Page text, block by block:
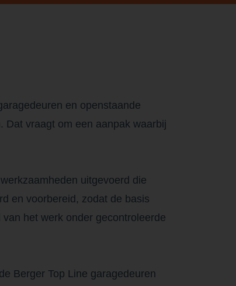
en openstaande
Dat vraagt om een aanpak waarbij
uitgevoerd die
en voorbereid, zodat de basis
het werk onder gecontroleerde
Berger Top Line garagedeuren